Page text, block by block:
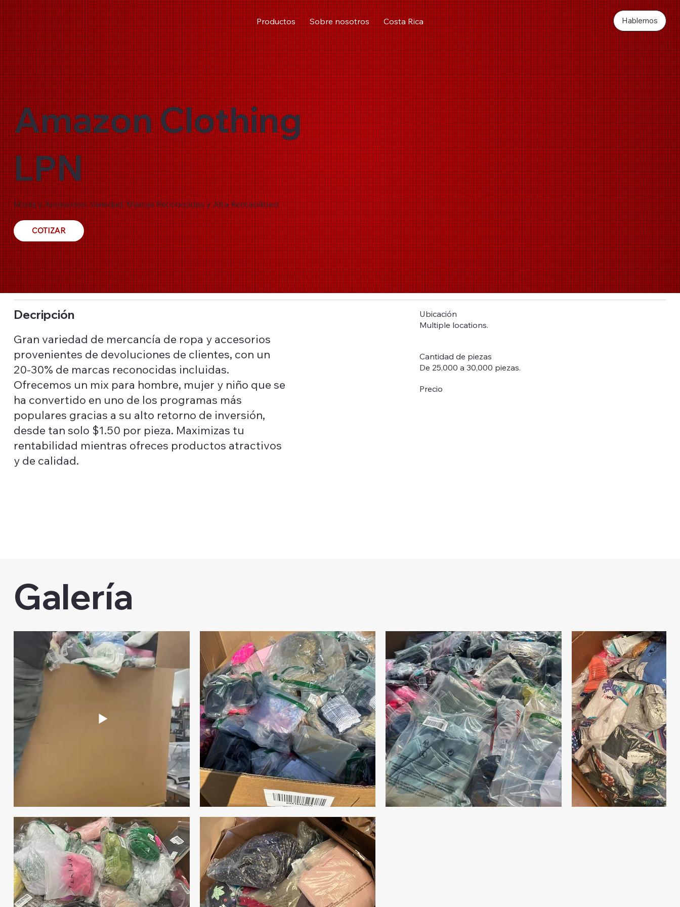
Productos Sobre nosotros Costa Rica Hablemos
Amazon Clothing
LPN
Moda y Accesorios: Variedad, Marcas Reconocidas y Alta Rentabilidad
COTIZAR
Decripción
Gran variedad de mercancía de ropa y accesorios
provenientes de devoluciones de clientes, con un
20-30% de marcas reconocidas incluidas.
Ofrecemos un mix para hombre, mujer y niño que se
ha convertido en uno de los programas más
populares gracias a su alto retorno de inversión,
desde tan solo $1.50 por pieza. Maximizas tu
rentabilidad mientras ofreces productos atractivos
y de calidad.
Ubicación
Multiple locations.
Cantidad de piezas
De 25,000 a 30,000 piezas.
Precio
Galería